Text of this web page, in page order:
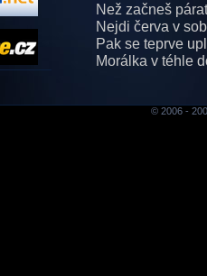
Než začneš
Nejdi červa v
Pak se teprve
Morálka v téhle
© 2006 -